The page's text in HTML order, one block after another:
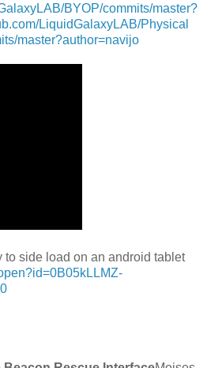
BYOP/commits/master?
LiquidGalaxyLAB/Physical
master?author=navijo
to side load on an android tablet